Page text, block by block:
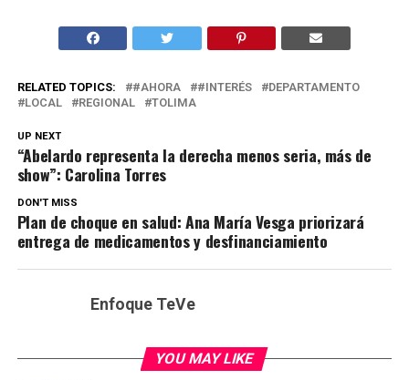
RELATED TOPICS: #AHORA #INTERÉS
DEPARTAMENTO
LOCAL
REGIONAL TOLIMA
UP NEXT
“Abelardo representa la derecha menos seria, más de
show”: Carolina Torres
DON'T MISS
Plan de choque en salud: Ana María Vesga priorizará
entrega de medicamentos y desfinanciamiento
Enfoque TeVe
YOU MAY LIKE